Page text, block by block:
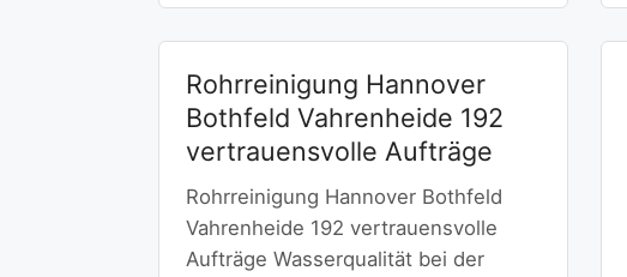
Rohrreinigung Hannover
Bothfeld Vahrenheide 192
vertrauensvolle Aufträge
Rohrreinigung Hannover Bothfeld
Vahrenheide 192 vertrauensvolle
Aufträge Wasserqualität bei der